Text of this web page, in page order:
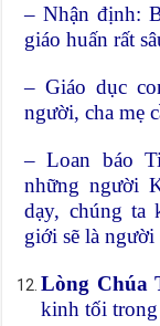
– Nhận định:
giáo huấn rất
– Giáo dục
người, cha mẹ
– Loan báo
những người
dạy, chúng ta
giới sẽ là người
Lòng Chúa
kinh tối